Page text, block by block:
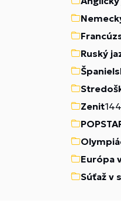
Ruský
Zenit
Európa
Súťaž v